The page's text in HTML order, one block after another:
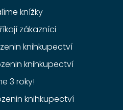
knížky
zákazníci
knihkupectví
knihkupectví
3 roky!
knihkupectví